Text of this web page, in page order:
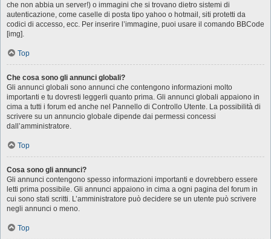
che non abbia un server!) o immagini che si trovano dietro sistemi di
autenticazione, come caselle di posta tipo yahoo o hotmail, siti protetti da
codici di accesso, ecc. Per inserire l’immagine, puoi usare il comando BBCode
[img].
Top
Che cosa sono gli annunci globali?
Gli annunci globali sono annunci che contengono informazioni molto
importanti e tu dovresti leggerli quanto prima. Gli annunci globali appaiono in
cima a tutti i forum ed anche nel Pannello di Controllo Utente. La possibilità di
scrivere su un annuncio globale dipende dai permessi concessi
dall’amministratore.
Top
Cosa sono gli annunci?
Gli annunci contengono spesso informazioni importanti e dovrebbero essere
letti prima possibile. Gli annunci appaiono in cima a ogni pagina del forum in
cui sono stati scritti. L’amministratore può decidere se un utente può scrivere
negli annunci o meno.
Top